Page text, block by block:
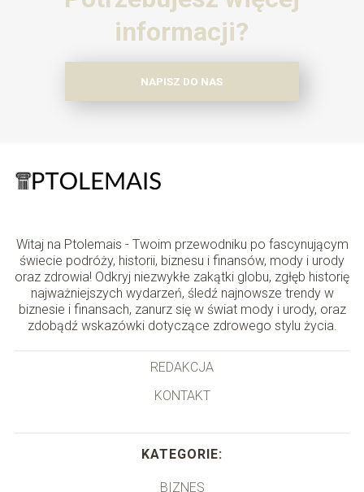
informacji?
NAPISZ DO NAS
Witaj na Ptolemais - Twoim przewodniku po fascynującym
świecie podróży, historii, biznesu i finansów, mody i urody
oraz zdrowia! Odkryj niezwykłe zakątki globu, zgłęb historię
najważniejszych wydarzeń, śledź najnowsze trendy w
biznesie i finansach, zanurz się w świat mody i urody, oraz
zdobądź wskazówki dotyczące zdrowego stylu życia.
REDAKCJA
KONTAKT
KATEGORIE:
BIZNES